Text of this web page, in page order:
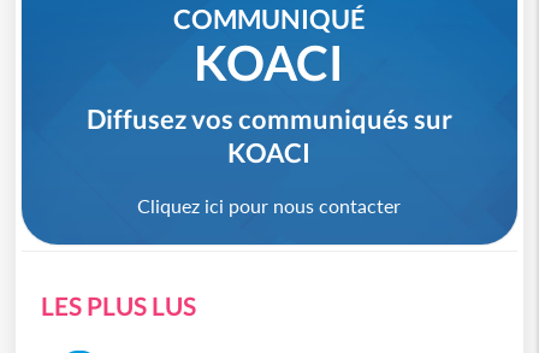
COMMUNIQUÉ
KOACI
Diffusez vos communiqués sur
KOACI
Cliquez ici pour nous contacter
LES PLUS LUS